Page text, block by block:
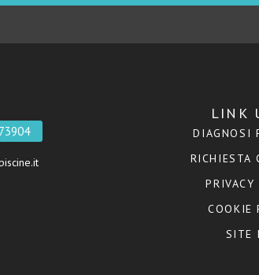
LINK
DIAGNOSI
RICHIESTA
PRIVACY
COOKIE
SITE